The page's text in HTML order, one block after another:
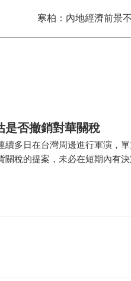
寒柏：內地經濟前景
是否撤銷對華關稅
多日在台灣周邊進行軍演，單
稅的提案，未必在短期內有決